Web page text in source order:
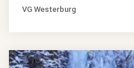
VG Westerburg